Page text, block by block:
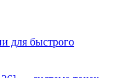
для быстрого